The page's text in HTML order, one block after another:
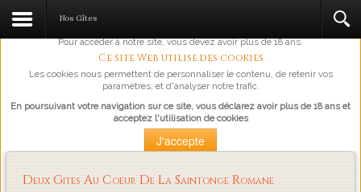
L'abus d'alcool est dangereux pour la santé, à consommer avec
Pour accéder à notre site, vous devez avoir plus de 18 ans.
Ce site Web utilise des cookies
Les cookies nous permettent de personnaliser le contenu, de retenir vos
paramètres, et d'analyser notre trafic.
En poursuivant votre navigation sur ce site, vous déclarez avoir plus de 18 ans et
acceptez l'utilisation de cookies
J'accepte
Nos Gîtes
Deux Gites Au Coeur De La Saintonge Romane